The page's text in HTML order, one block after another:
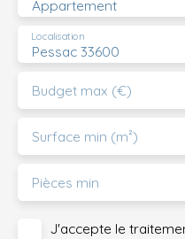
Appartement
Pessac 33600
Localisation
Budget max (€)
Surface min (m²)
Pièces min
J'accepte le